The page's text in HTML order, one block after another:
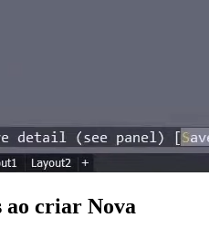
ao criar Nova